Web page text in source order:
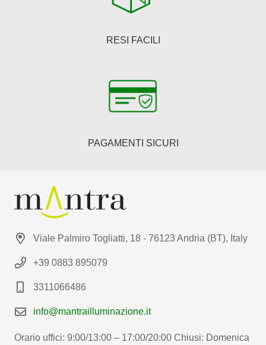
RESI FACILI
PAGAMENTI SICURI
Viale Palmiro Togliatti, 18 - 76123 Andria (BT), Italy
+39 0883 895079
3311066486
info@mantrailluminazione.it
Orario uffici: 9:00/13:00 – 17:00/20:00 Chiusi: Domenica